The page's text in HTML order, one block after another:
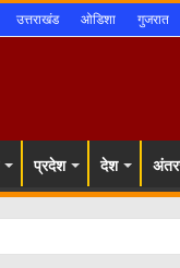
उत्तराखंड ओडिशा गुजरात
प्रदेश देश